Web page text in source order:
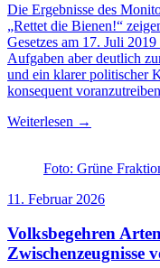
Die Ergebnisse des
„Rettet die Bienen!“
Gesetzes am 17. Juli
Aufgaben aber deutlich
und ein klarer politischer
konsequent
Weiterlesen →
Foto: Grüne
11. Februar 2026
Volksbegehren
Zwischenzeugnisse